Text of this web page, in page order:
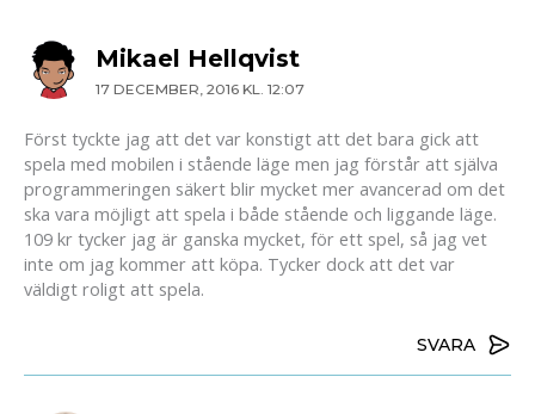
Mikael Hellqvist
17 DECEMBER, 2016 KL. 12:07
Först tyckte jag att det var konstigt att det bara gick att
spela med mobilen i stående läge men jag förstår att själva
programmeringen säkert blir mycket mer avancerad om det
ska vara möjligt att spela i både stående och liggande läge.
109 kr tycker jag är ganska mycket, för ett spel, så jag vet
inte om jag kommer att köpa. Tycker dock att det var
väldigt roligt att spela.
SVARA